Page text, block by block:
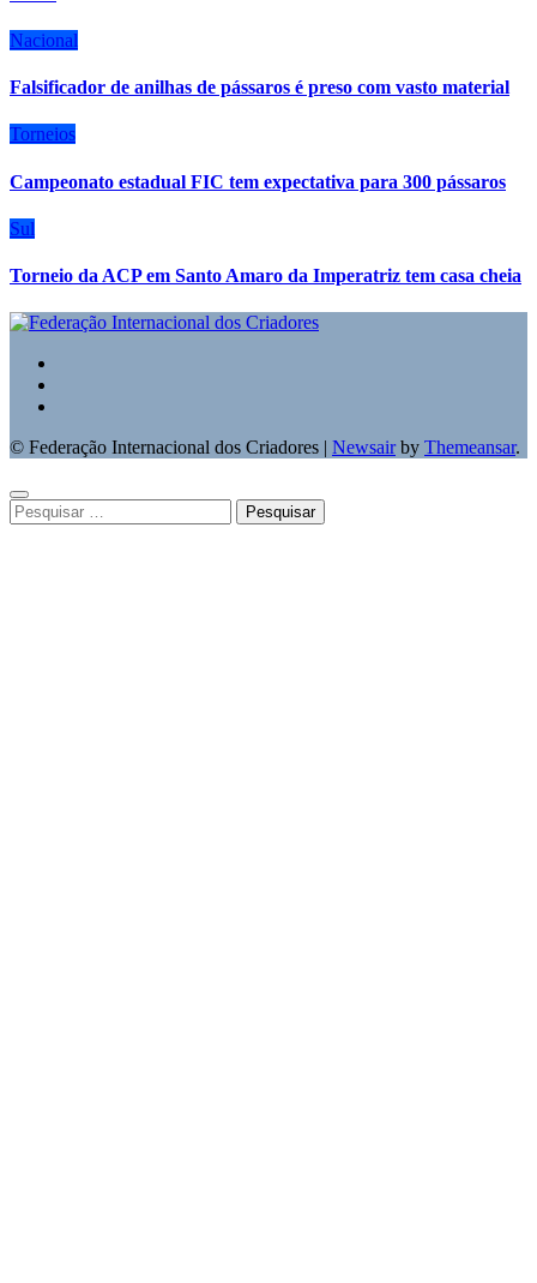
Nacional
Falsificador de anilhas de pássaros é preso com vasto material
Torneios
Campeonato estadual FIC tem expectativa para 300 pássaros
Sul
Torneio da ACP em Santo Amaro da Imperatriz tem casa cheia
© Federação Internacional dos Criadores Newsairby Themeansar.
Pesquisar
por: